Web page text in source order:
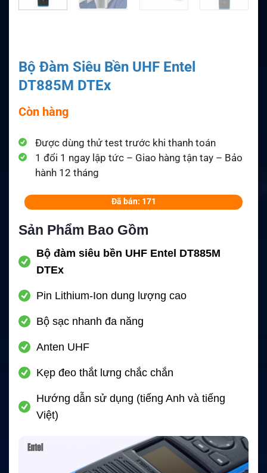
Bộ Đàm Siêu Bền UHF Entel
DT885M DTEx
Còn hàng
Được dùng thử test trước khi thanh toán
1 đổi 1 ngay lập tức – Giao hàng tận tay – Bảo
hành 12 tháng
Đã bán: 171
Sản Phẩm Bao Gồm
Bộ đàm siêu bền UHF Entel DT885M
DTEx
Pin Lithium-Ion dung lượng cao
Bộ sạc nhanh đa năng
Anten UHF
Kẹp đeo thắt lưng chắc chắn
Hướng dẫn sử dụng (tiếng Anh và tiếng
Việt)